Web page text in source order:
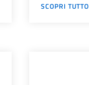
SCOPRI TUTTO